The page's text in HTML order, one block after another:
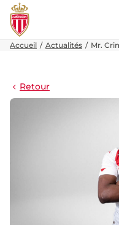
Accueil Actualités Mr.
Retour